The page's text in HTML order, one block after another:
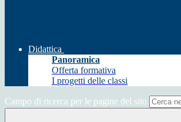
Didattica
Panoramica
Offerta formativa
I progetti delle classi
Campo di ricerca per le pagine del sito